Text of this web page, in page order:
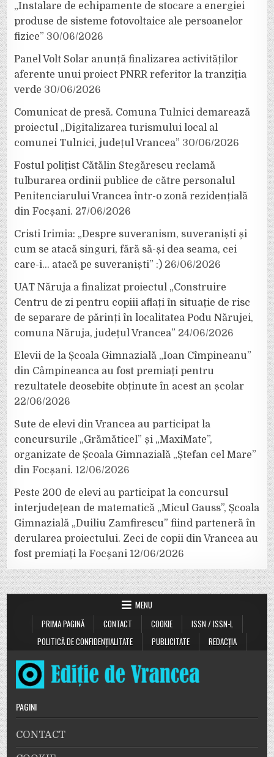
„Instalare de echipamente de stocare a energiei
produse de sisteme fotovoltaice ale persoanelor
fizice” 30/06/2026
Panel Volt Solar anunță finalizarea activităților
aferente unui proiect PNRR referitor la tranziția
verde 30/06/2026
Comunicat de presă. Comuna Tulnici demarează
proiectul „Digitalizarea turismului local al
comunei Tulnici, județul Vrancea” 30/06/2026
Fostul polițist Cătălin Stegărescu reclamă
tulburarea ordinii publice de către personalul
Penitenciarului Vrancea într-o zonă rezidențială
din Focșani. 27/06/2026
Cristi Irimia: „Despre suveranism, suveraniști și
cum se atacă singuri, fără să-și dea seama, cei
care-i… atacă pe suveraniști” :) 26/06/2026
UAT Năruja a finalizat proiectul „Construire
Centru de zi pentru copiii aflați în situație de risc
de separare de părinți în localitatea Podu Nărujei,
comuna Năruja, județul Vrancea” 24/06/2026
Elevii de la Școala Gimnazială „Ioan Cîmpineanu”
din Câmpineanca au fost premiați pentru
rezultatele deosebite obținute în acest an școlar
22/06/2026
Sute de elevi din Vrancea au participat la
concursurile „Grămăticel” și „MaxiMate”,
organizate de Școala Gimnazială „Ștefan cel Mare”
din Focșani. 12/06/2026
Peste 200 de elevi au participat la concursul
interjudețean de matematică „Micul Gauss”, Școala
Gimnazială „Duiliu Zamfirescu” fiind parteneră în
derularea proiectului. Zeci de copii din Vrancea au
fost premiați la Focșani 12/06/2026
MENU
PRIMA PAGINĂ
CONTACT COOKIE
ISSN / ISSN-L
POLITICĂ DE CONFIDENȚIALITATE
PUBLICITATE REDACȚIA
PAGINI
CONTACT